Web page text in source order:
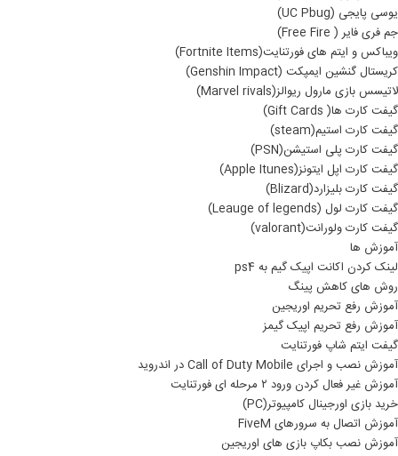
یوسی پایجی (UC Pbug)
جم فری فایر ( Free Fire)
ویباکس و ایتم های فورتنایت(Fortnite Items)
کریستال گنشین ایمپکت (Genshin Impact)
لاتیسس بازی مارول ریوالز(Marvel rivals)
گیفت کارت ها( Gift Cards)
گیفت کارت استیم(steam)
گیفت کارت پلی استیشن(PSN)
گیفت کارت اپل ایتونز(Apple Itunes)
گیفت کارت بلیزارد(Blizard)
گیفت کارت لول (Leauge of legends)
گیفت کارت ولورانت(valorant)
آموزش ها
لینک کردن اکانت اپیک گیم به ps4
روش های کاهش پینگ
آموزش رفع تحریم اوریجین
آموزش رفع تحریم اپیک گیمز
گیفت ایتم شاپ فورتنایت
آموزش نصب و اجرای Call of Duty Mobile در اندروید
آموزش غیر فعال کردن ورود ۲ مرحله ای فورتنایت
خرید بازی اورجینال کامپیوتر(PC)
آموزش اتصال به سرورهای FiveM
آموزش نصب بکاپ بازی های اوریجین